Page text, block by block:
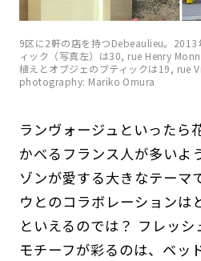
9区に2軒の店を持つDebeaulieu。2013
ィック（写真左）は30, rue Henry
植えとオブジェのブティックは19, rue
photography: Mariko Omura
ランヴォージュといったら
かべるフランス人が多いよ
ゾンが愛する大きなテーマ
ウとのコラボレーションは
といえるのでは？ フレッ
モチーフが彩るのは、ベッ